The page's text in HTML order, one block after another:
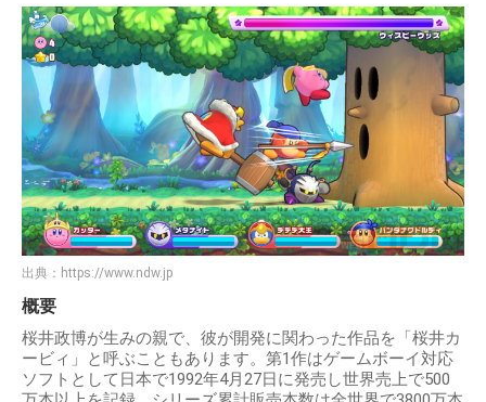
出典： https://www.ndw.jp
概要
桜井政博が生みの親で、彼が開発に関わった作品を「桜井カ
ービィ」と呼ぶこともあります。第1作はゲームボーイ対応
ソフトとして日本で1992年4月27日に発売し世界売上で500